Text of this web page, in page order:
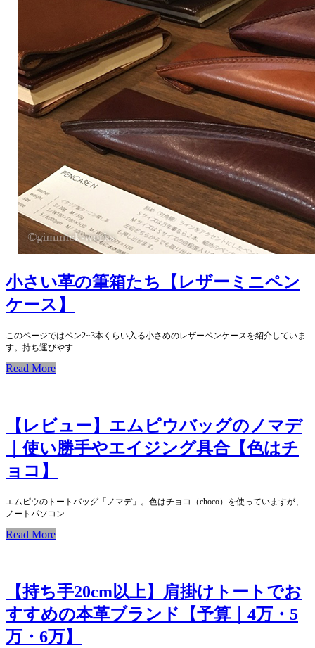
小さい革の筆箱たち【レザーミニペン
ケース】
このページではペン2~3本くらい入る小さめのレザーペンケースを紹介していま
す。持ち運びやす…
Read More
【レビュー】エムピウバッグのノマデ
｜使い勝手やエイジング具合【色はチ
ョコ】
エムピウのトートバッグ「ノマデ」。色はチョコ（choco）を使っていますが、
ノートパソコン…
Read More
【持ち手20cm以上】肩掛けトートでお
すすめの本革ブランド【予算｜4万・5
万・6万】